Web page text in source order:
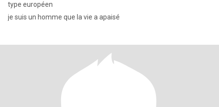
type européen
je suis un homme que la vie a apaisé